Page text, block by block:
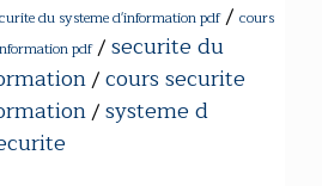
du systeme d'information pdf/ cours
pdf/securite du
/cours securite
/systeme d